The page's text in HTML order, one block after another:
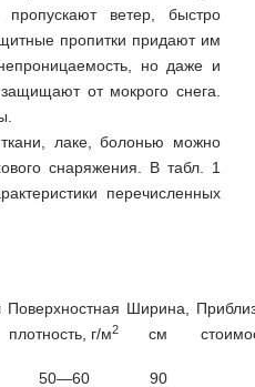
ветер, быстро
пропитки придают им
но даже и
от мокрого снега.
лаке, болонью можно
снаряжения. В табл. 1
перечисленных
Поверхностная
плотность, г/м2
Ширина,
см
50—60 90